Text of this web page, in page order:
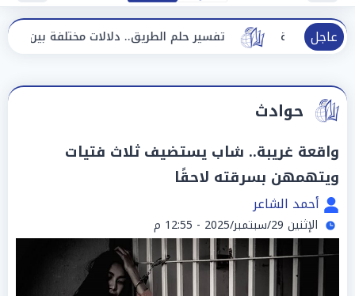
عاجل تفسير حلم الطريق.. دلالات مختلفة بين الحيرة وبداية
حوادث
واقعة غريبة.. شاب يستضيف ثلاث فتيات
ويتهمهن بسرقته لاحقًا
أحمد الشاعر
الإثنين 29/سبتمبر/2025 - 12:55 م